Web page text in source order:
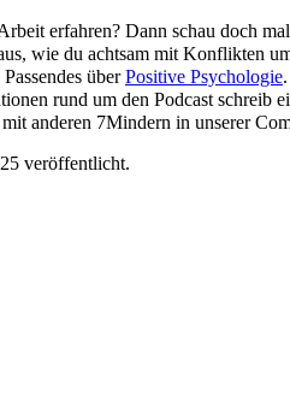
erfahren? Dann schau doch
wie du achtsam mit Konflikten
überPositive Psychologie.
rund um den Pod­cast schreib
anderen 7Mindern in unserer
veröffentlicht.